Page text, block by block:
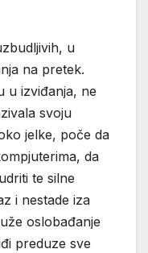
u
na pretek.
u izviđanja, ne
svoju
jelke, poče da
da
te silne
i nestade iza
oslobađanje
preduze sve